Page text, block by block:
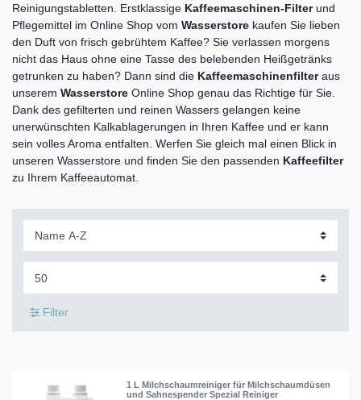
Reinigungstabletten. Erstklassige Kaffeemaschinen-Filterund
Pflegemittel im Online Shop vom Wasserstore kaufen Sie lieben
den Duft von frisch gebrühtem Kaffee? Sie verlassen morgens
nicht das Haus ohne eine Tasse des belebenden Heißgetränks
getrunken zu haben? Dann sind die Kaffeemaschinenfilteraus
unserem Wasserstore Online Shop genau das Richtige für Sie.
Dank des gefilterten und reinen Wassers gelangen keine
unerwünschten Kalkablagerungen in Ihren Kaffee und er kann
sein volles Aroma entfalten. Werfen Sie gleich mal einen Blick in
unseren Wasserstore und finden Sie den passenden Kaffeefilter
zu Ihrem Kaffeeautomat.
Filter
1 L Milchschaumreiniger für Milchschaumdüsen
und Sahnespender Spezial Reiniger